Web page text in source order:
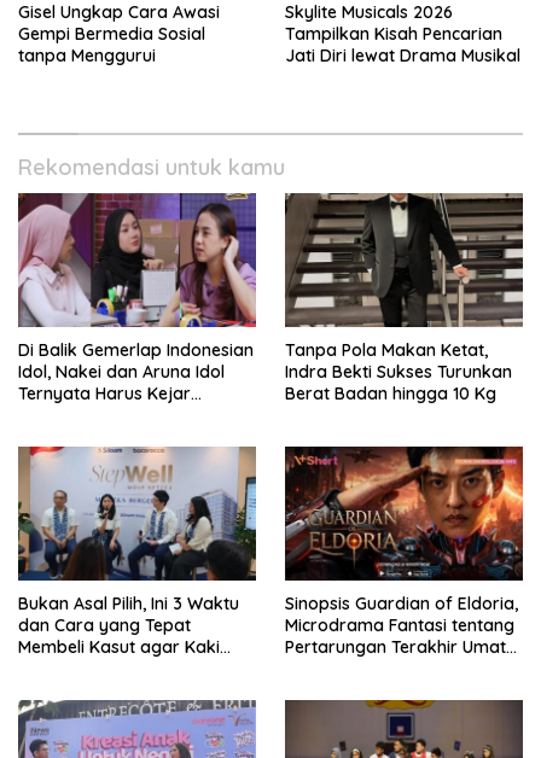
Gisel Ungkap Cara Awasi
Gempi Bermedia Sosial
tanpa Menggurui
Skylite Musicals 2026
Tampilkan Kisah Pencarian
Jati Diri lewat Drama Musikal
Rekomendasi untuk kamu
Di Balik Gemerlap Indonesian
Idol, Nakei dan Aruna Idol
Ternyata Harus Kejar
Tanpa Pola Makan Ketat,
Indra Bekti Sukses Turunkan
Berat Badan hingga 10 Kg
Bukan Asal Pilih, Ini 3 Waktu
dan Cara yang Tepat
Membeli Kasut agar Kaki
Sinopsis Guardian of Eldoria,
Microdrama Fantasi tentang
Pertarungan Terakhir Umat